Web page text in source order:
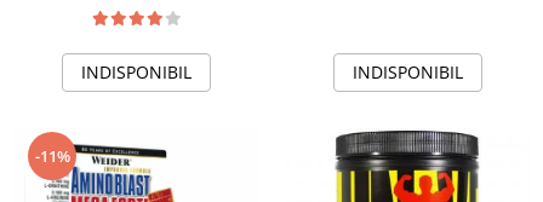
INDISPONIBIL INDISPONIBIL
-11%